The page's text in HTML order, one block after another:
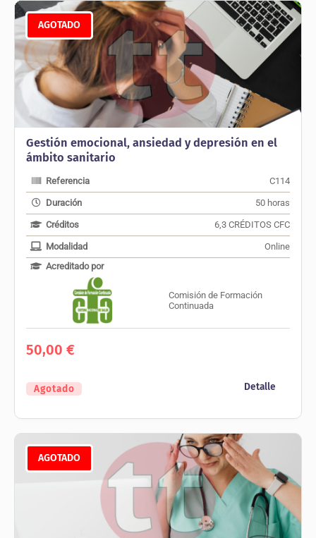
AGOTADO
Gestión emocional, ansiedad y depresión en el
ámbito sanitario
Referencia C114
Duración 50 horas
Créditos 6,3 CRÉDITOS CFC
Modalidad
Online
Acreditado por
Comisión de Formación
Continuada
50,00€
Agotado Detalle
AGOTADO